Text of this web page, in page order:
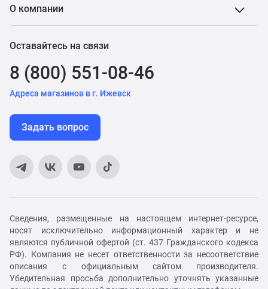
О компании
Оставайтесь на связи
8 (800) 551-08-46
Адреса магазинов в г. Ижевск
Задать вопрос
Сведения, размещенные на настоящем интернет-ресурсе,
носят исключительно информационный характер и не
являются публичной офертой (ст. 437 Гражданского кодекса
РФ). Компания не несет ответственности за несоответствие
описания с официальным сайтом производителя.
Убедительная просьба дополнительно уточнять указанные